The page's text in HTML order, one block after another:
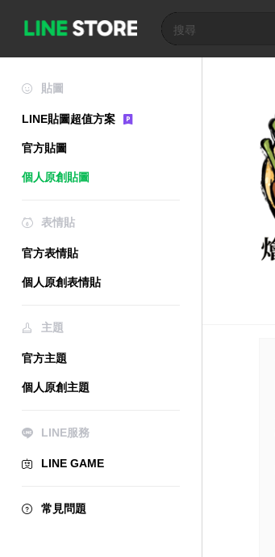
貼圖
LINE貼圖超值方案
官方貼圖
個人原創貼圖
表情貼
官方表情貼
個人原創表情貼
主題
官方主題
個人原創主題
LINE服務
LINE GAME
常見問題